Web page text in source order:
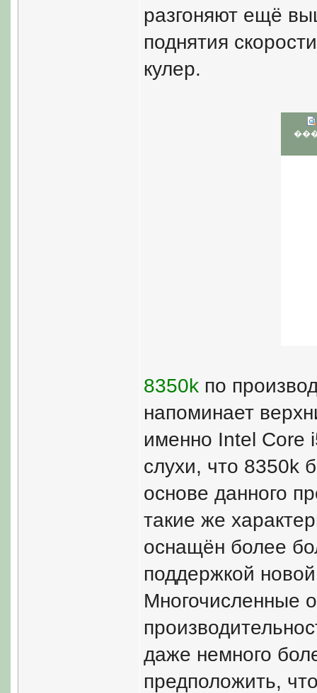
разгоняют ещё
поднятия
кулер.
8350kпо
напоминает
именно Intel Core
слухи, что 8350k
основе данного
такие же
оснащён более
поддержкой
Многочисленные
даже немного
предположить,